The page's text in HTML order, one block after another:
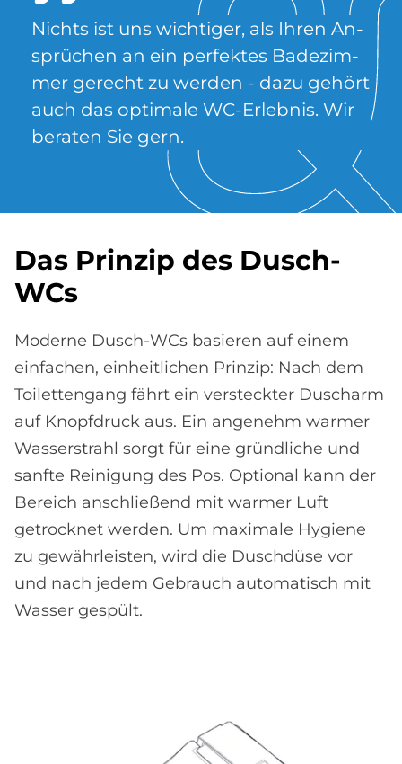
Nichts ist uns wich­ti­ger, als Ih­ren An­
sprü­chen an ein per­fek­tes Ba­de­zim­
mer ge­recht zu wer­den - dazu ge­hört
auch das op­ti­ma­le WC-Er­leb­nis. Wir
be­ra­ten Sie gern.
Das Prin­zip des Dusch-
WCs
Moderne Dusch-WCs basieren auf einem
einfachen, einheitlichen Prinzip: Nach dem
Toilettengang fährt ein versteckter Duscharm
auf Knopfdruck aus. Ein angenehm warmer
Wasserstrahl sorgt für eine gründliche und
sanfte Reinigung des Pos. Optional kann der
Bereich anschließend mit warmer Luft
getrocknet werden. Um maximale Hygiene
zu gewährleisten, wird die Duschdüse vor
und nach jedem Gebrauch automatisch mit
Wasser gespült.